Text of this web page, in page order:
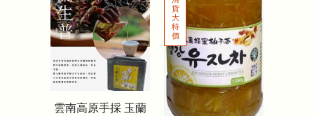
雲南高原手採 玉蘭